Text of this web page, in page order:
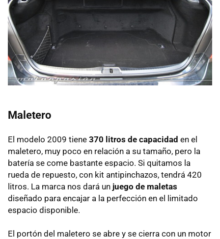
Maletero
El modelo 2009 tiene 370 litros de capacidad en el
maletero, muy poco en relación a su tamaño, pero la
batería se come bastante espacio. Si quitamos la
rueda de repuesto, con kit antipinchazos, tendrá 420
litros. La marca nos dará un juego de maletas
diseñado para encajar a la perfección en el limitado
espacio disponible.
El portón del maletero se abre y se cierra con un motor